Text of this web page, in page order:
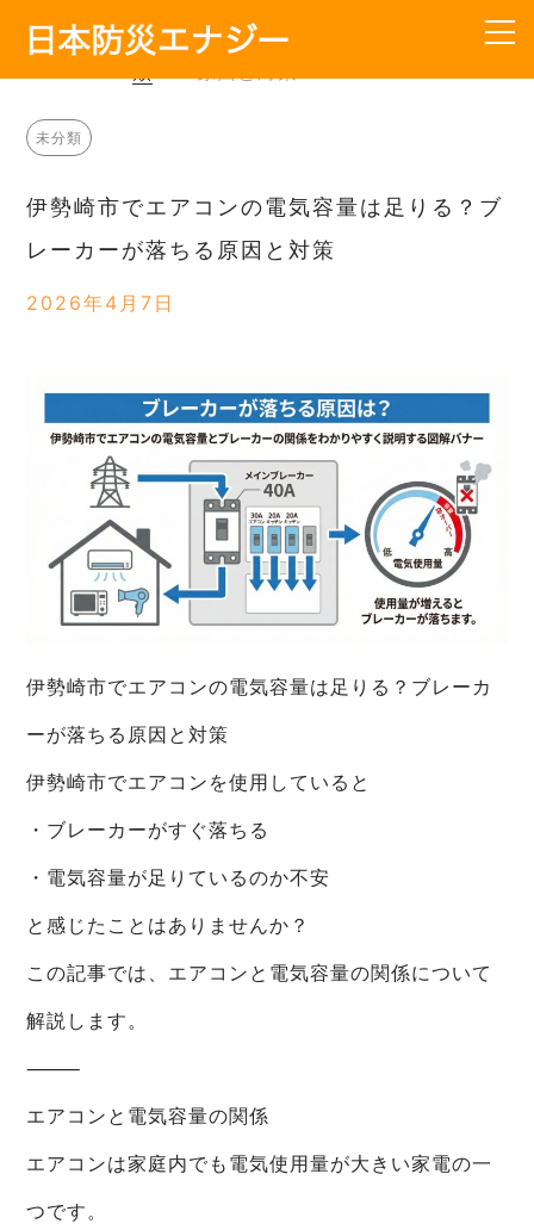
分
は足りる？ブレーカーが落ちる
未分類
伊勢崎市でエアコンの電気容量は足りる？ブ
レーカーが落ちる原因と対策
2026年4月7日
伊勢崎市でエアコンの電気容量は足りる？ブレーカ
ーが落ちる原因と対策
伊勢崎市でエアコンを使用していると
・ブレーカーがすぐ落ちる
・電気容量が足りているのか不安
と感じたことはありませんか？
この記事では、エアコンと電気容量の関係について
解説します。
⸻
エアコンと電気容量の関係
エアコンは家庭内でも電気使用量が大きい家電の一
つです。
よくあるご質問
お知らせ
お問い合わせ